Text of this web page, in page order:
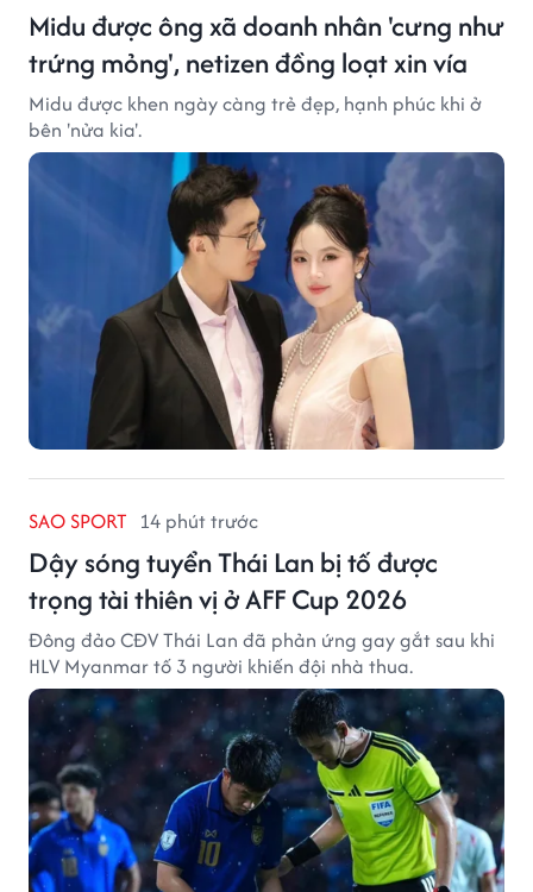
Midu được ông xã doanh nhân 'cưng như
trứng mỏng', netizen đồng loạt xin vía
Midu được khen ngày càng trẻ đẹp, hạnh phúc khi ở
bên 'nửa kia'.
SAO SPORT 14 phút trước
Dậy sóng tuyển Thái Lan bị tố được
trọng tài thiên vị ở AFF Cup 2026
Đông đảo CĐV Thái Lan đã phản ứng gay gắt sau khi
HLV Myanmar tố 3 người khiến đội nhà thua.